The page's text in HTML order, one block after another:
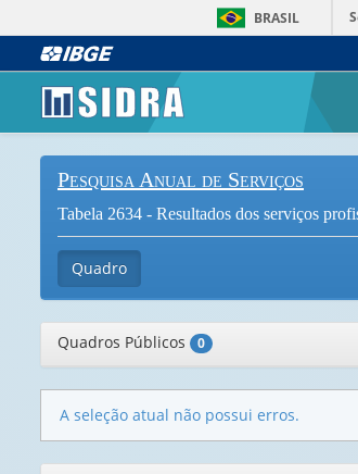
BRASIL
Pesquisa Anual de Serviços
Tabela 2634 - Resultados dos serviços
Quadro
Quadros Públicos 0
A seleção atual não possui erros.